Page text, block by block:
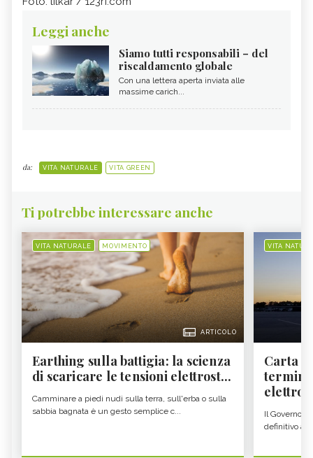
Leggi anche
Siamo tutti responsabili – del
riscaldamento globale
Con una lettera aperta inviata alle
massime carich...
da: VITA NATURALE VITA GREEN
Ti potrebbe interessare anche
VITA NATURALE MOVIMENTO
ARTICOLO
Earthing sulla battigia: la scienza
di scaricare le tensioni elettrost...
Camminare a piedi nudi sulla terra, sull'erba o sulla
sabbia bagnata è un gesto semplice c...
VITA
Carta
Il Governo
definitivo